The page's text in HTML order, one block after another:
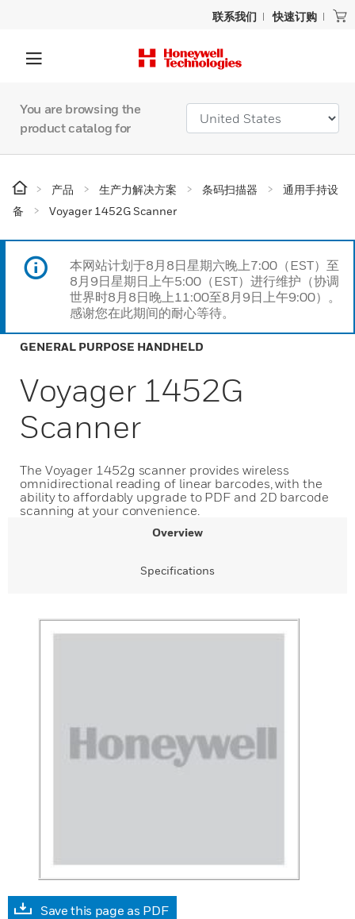
联系我们 快速订购
You are browsing the
product catalog for
产品 生产力解决方案 条码扫描器
通用手持设
备
Voyager 1452G Scanner
本网站计划于8月8日星期六晚上7:00（EST）至
8月9日星期日上午5:00（EST）进行维护（协调
世界时8月8日晚上11:00至8月9日上午9:00）。
感谢您在此期间的耐心等待。
GENERAL PURPOSE HANDHELD
Voyager 1452G
Scanner
The Voyager 1452g scanner provides wireless
omnidirectional reading of linear barcodes, with the
ability to affordably upgrade to PDF and 2D barcode
scanning at your convenience.
Overview
Specifications
Save this page as PDF